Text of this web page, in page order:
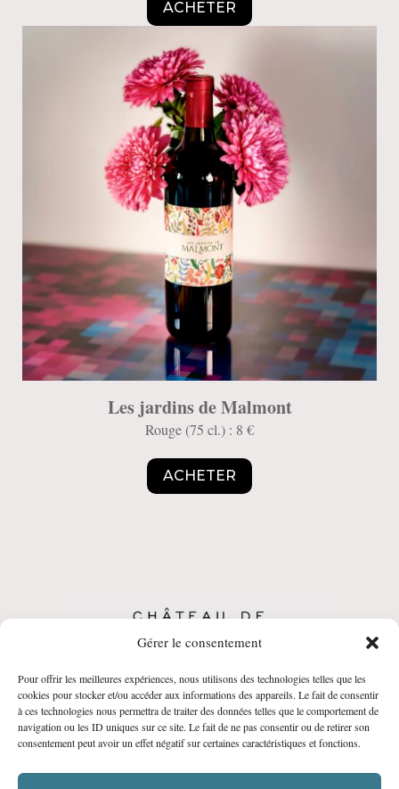
Gérer le consentement
Pour offrir les meilleures expériences, nous utilisons des technologies telles que les
cookies pour stocker et/ou accéder aux informations des appareils. Le fait de consentir
à ces technologies nous permettra de traiter des données telles que le comportement de
navigation ou les ID uniques sur ce site. Le fait de ne pas consentir ou de retirer son
consentement peut avoir un effet négatif sur certaines caractéristiques et fonctions.
ACHETER
Les jardins de Malmont
Rouge (75 cl.) : 8 €
ACHETER
CGV•Politique de Confidentialité•Mentions
légales
© Château de Malmont • Réalisation :agencebalthazar.fr